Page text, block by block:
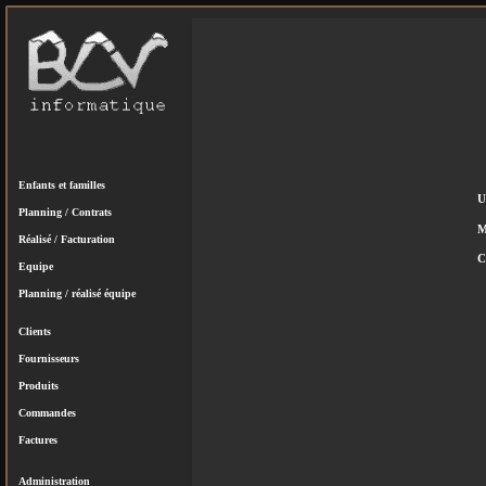
Enfants et familles
Planning / Contrats
Réalisé / Facturation
Equipe
Planning / réalisé équipe
Clients
Fournisseurs
Produits
Commandes
Factures
Administration